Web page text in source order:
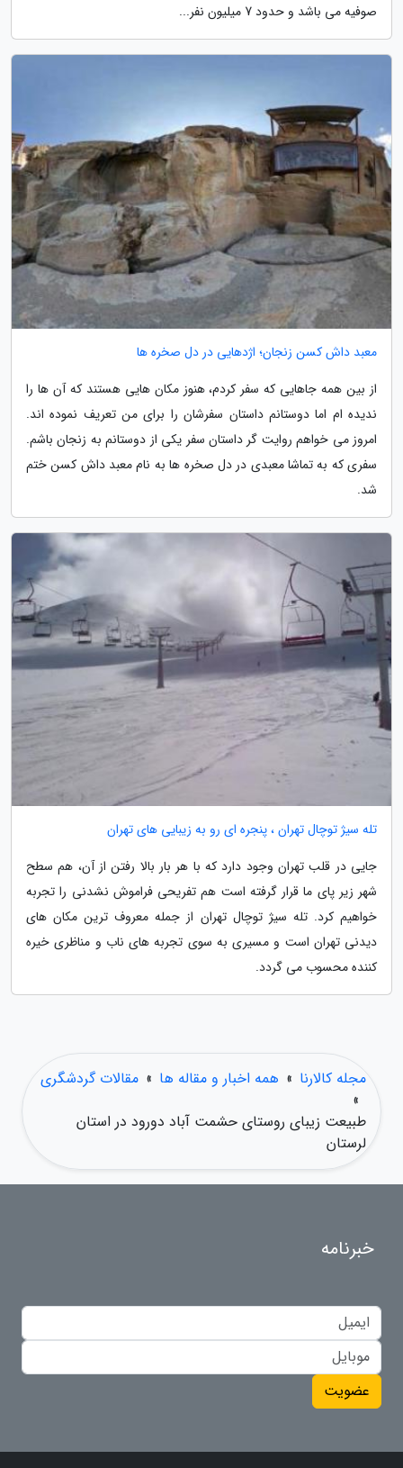
صوفیه می باشد و حدود 7 میلیون نفر...
معبد داش کسن زنجان؛ اژدهایی در دل صخره ها
از بین همه جاهایی که سفر کردم، هنوز مکان هایی هستند که آن ها را
ندیده ام اما دوستانم داستان سفرشان را برای من تعریف نموده اند.
امروز می خواهم روایت گر داستان سفر یکی از دوستانم به زنجان باشم.
سفری که به تماشا معبدی در دل صخره ها به نام معبد داش کسن ختم
شد.
تله سیژ توچال تهران ، پنجره ای رو به زیبایی های تهران
جایی در قلب تهران وجود دارد که با هر بار بالا رفتن از آن، هم سطح
شهر زیر پای ما قرار گرفته است هم تفریحی فراموش نشدنی را تجربه
خواهیم کرد. تله سیژ توچال تهران از جمله معروف ترین مکان های
دیدنی تهران است و مسیری به سوی تجربه های ناب و مناظری خیره
کننده محسوب می گردد.
مجله کالارنا » همه اخبار و مقاله ها » مقالات گردشگری
»
طبیعت زیبای روستای حشمت آباد دورود در استان
لرستان
خبرنامه
عضویت